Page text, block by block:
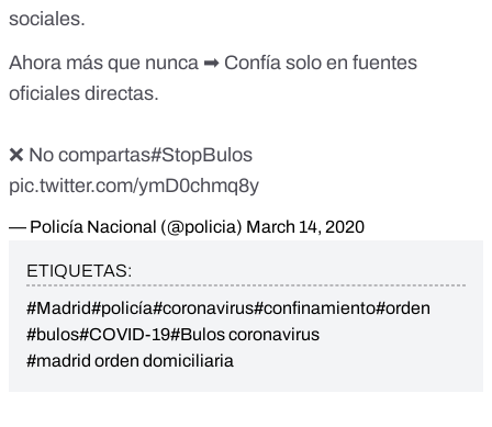
sociales.
Ahora más que nunca ➡ Confía solo en fuentes
oficiales directas.
❌ No compartas#StopBulos
pic.twitter.com/ymD0chmq8y
— Policía Nacional (@policia) March 14, 2020
ETIQUETAS:
#Madrid#policía#coronavirus#confinamiento#orden
#bulos#COVID-19#Bulos coronavirus
#madrid orden domiciliaria